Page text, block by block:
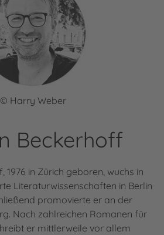
© Harry Weber
Beckerhoff
1976 in Zürich geboren, wuchs in
Literaturwissenschaften in Berlin
promovierte er an der
Nach zahlreichen Romanen für
er mittlerweile vor allem